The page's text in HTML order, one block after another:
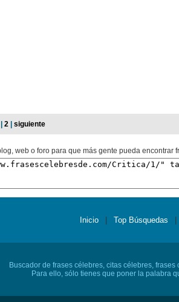
2 siguiente
web o foro para que más gente pueda encontrar
Inicio Top Búsquedas
Buscador de frases célebres, citas célebres,
Para ello, sólo tienes que poner la palabra